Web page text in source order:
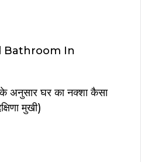
Bathroom In
अनुसार घर का नक्शा कैसा
मुखी)